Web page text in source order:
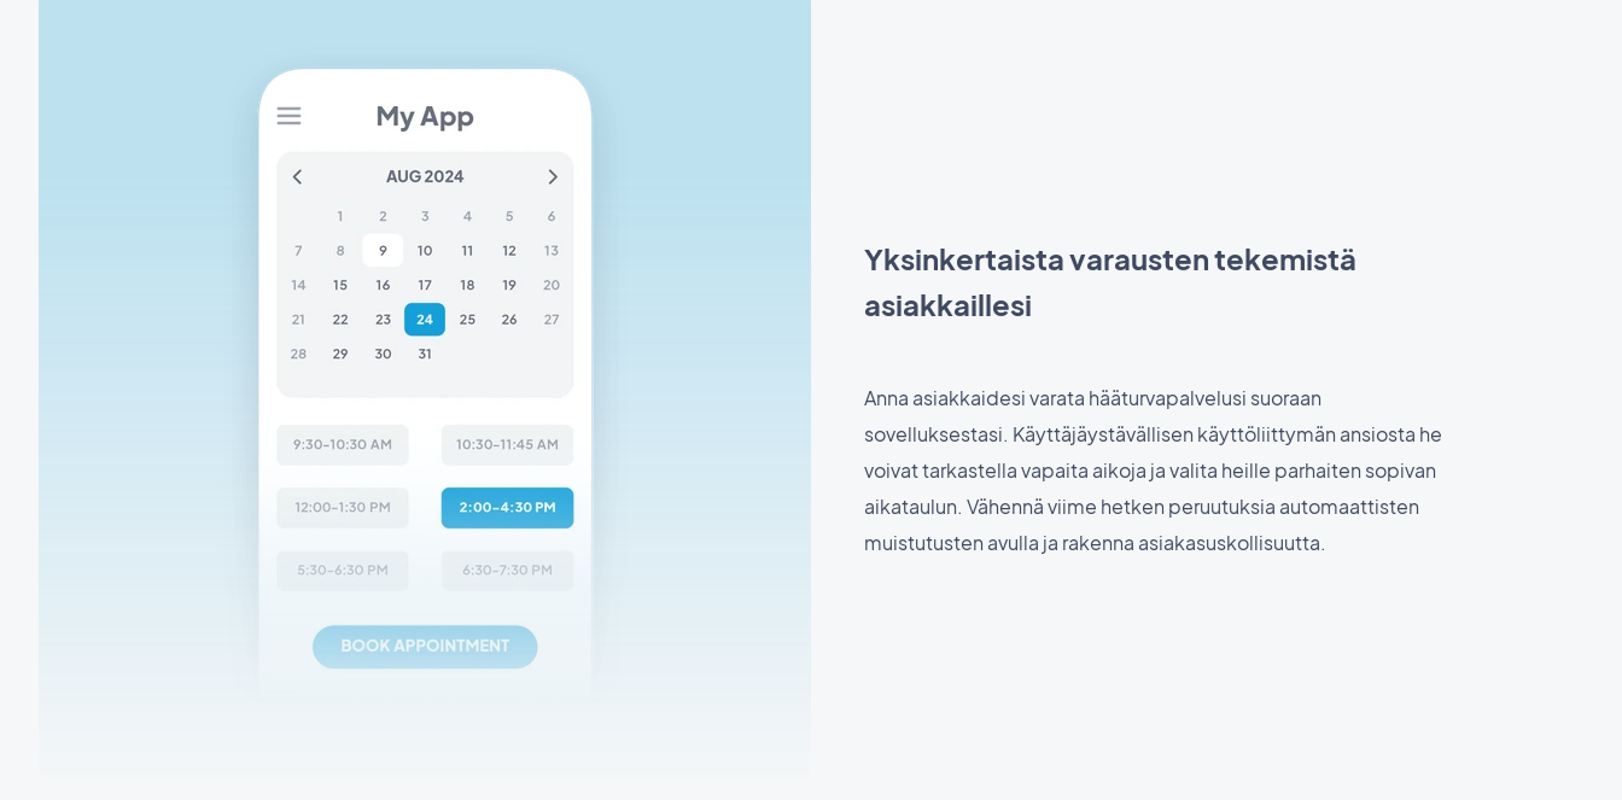
Yksinkertaista varausten tekemistä
asiakkaillesi
Anna asiakkaidesi varata hääturvapalvelusi suoraan
sovelluksestasi. Käyttäjäystävällisen käyttöliittymän ansiosta he
voivat tarkastella vapaita aikoja ja valita heille parhaiten sopivan
aikataulun. Vähennä viime hetken peruutuksia automaattisten
muistutusten avulla ja rakenna asiakasuskollisuutta.